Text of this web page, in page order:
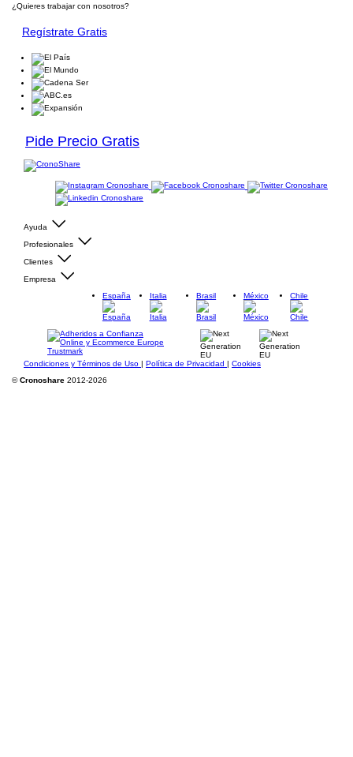
¿Quieres trabajar con nosotros?
Regístrate Gratis
Pide Precio Gratis
Ayuda
Profesionales
Clientes
Empresa
España
Italia Brasil México Chile
Condiciones y Términos de Uso | Política de Privacidad | Cookies
©Cronoshare 2012-2026